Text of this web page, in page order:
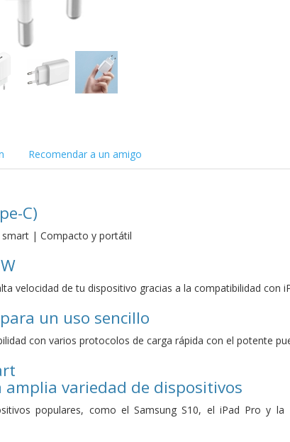
Recomendar a un amigo
C)
smart | Compacto y portátil
velocidad de tu dispositivo gracias a la compatibilidad con
un uso sencillo
con varios protocolos de carga rápida con el potente
amplia variedad de dispositivos
populares, como el Samsung S10, el iPad Pro y